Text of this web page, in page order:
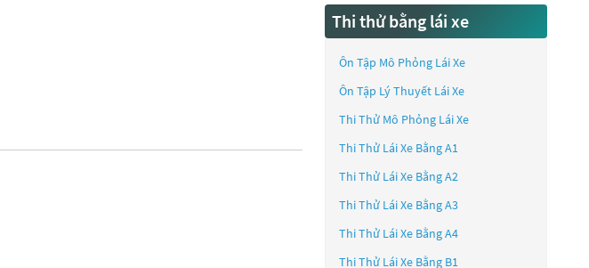
Thi thử bằng lái xe
Ôn Tập Mô Phỏng Lái Xe
Ôn Tập Lý Thuyết Lái Xe
Thi Thử Mô Phỏng Lái Xe
Thi Thử Lái Xe Bằng A1
Thi Thử Lái Xe Bằng A2
Thi Thử Lái Xe Bằng A3
Thi Thử Lái Xe Bằng A4
Thi Thử Lái Xe Bằng B1